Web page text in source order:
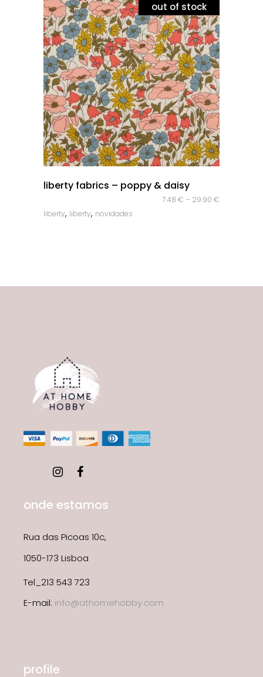
out of stock
liberty fabrics – poppy & daisy
7.48 € – 29.90 €
liberty, liberty, novidades
onde estamos
Rua das Picoas 10c,
1050-173 Lisboa
Tel_213 543 723
E-mail: info@athomehobby.com
profile